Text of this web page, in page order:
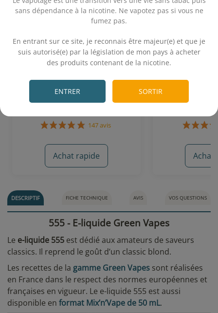
sans dépendance à la nicotine. Ne vapotez pas si vous ne
fumez pas.
En entrant sur ce site, je reconnais être majeur(e) et que je
suis autorisé(e) par la législation de mon pays à acheter
des produits contenant de la nicotine.
ENTRER SORTIR
FR-W (30 VG) 10 mL - Alfaliquid
Classic blond - Notes de fruits à coque
147 avis
Achat rapide Achat
DESCRIPTIF FICHE TECHNIQUE AVIS VOS QUESTIONS
555 - E-liquide Green Vapes
Le e-liquide 555 est dédié aux amateurs de saveurs
classics. Il reprend le goût d’un classic blond.
Les recettes de la gamme Green Vapes sont réalisées
en France dans le respect des normes européennes et
françaises en vigueur. Le e-liquide 555 est aussi
disponible en format Mix’n’Vape de 50 mL.